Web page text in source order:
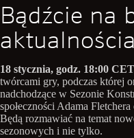
Bądźcie na
18 stycznia, godz. 18:00 CET
twórcami gry, podczas której
nadchodzące w Sezonie
społeczności Adama
Będą rozmawiać na temat
sezonowych i nie tylko.